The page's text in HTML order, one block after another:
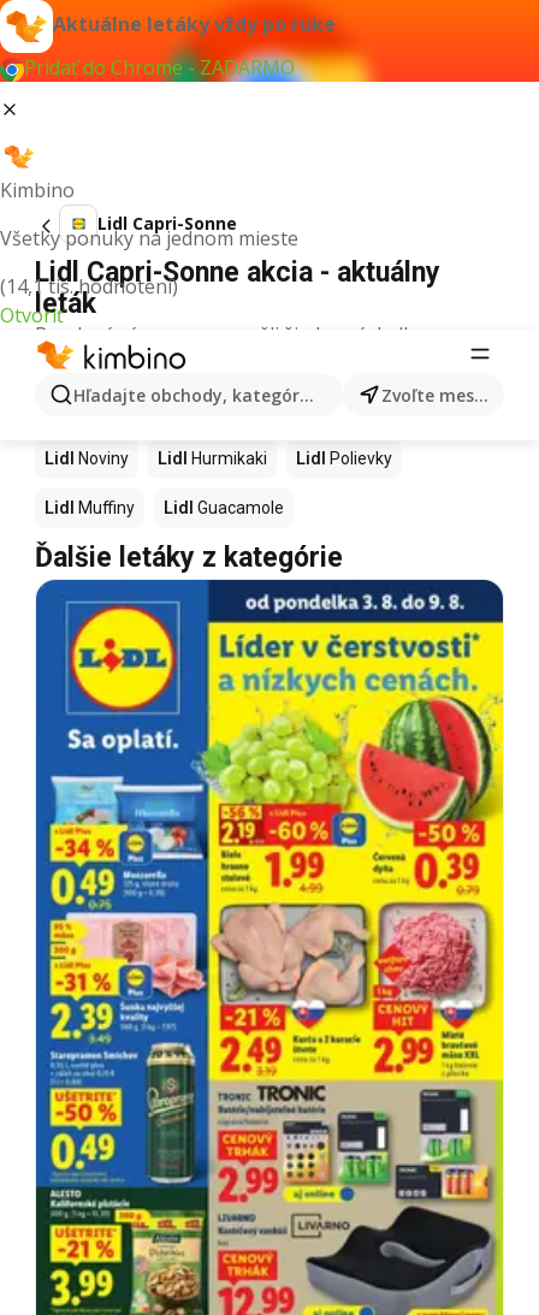
Aktuálne letáky vždy po ruke
Pridať do Chrome - ZADARMO
Kimbino
Všetky ponuky na jednom mieste
(14,1 tis. hodnotení)
Otvoriť
Hľadajte obchody, kategórie, produkty... Zvoľte mesto
Lidl Capri-Sonne
Lidl Capri-Sonne akcia - aktuálny
leták
Pre daný výraz sme nenašli žiadne výsledky.
Ďalšie produkty v obchodoch Lidl
Lidl Kapor Ashwagandha Nintendo Switch
Lidl Noviny Lidl Hurmikaki Lidl Polievky
Lidl Muffiny Lidl Guacamole
Ďalšie letáky z kategórie